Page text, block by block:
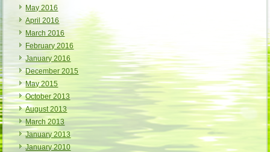
May 2016
April 2016
March 2016
February 2016
January 2016
December 2015
May 2015
October 2013
August 2013
March 2013
January 2013
January 2010